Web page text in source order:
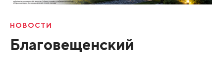
НОВОСТИ
Благовещенский